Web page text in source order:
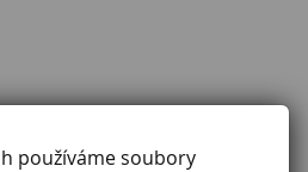
používáme soubory